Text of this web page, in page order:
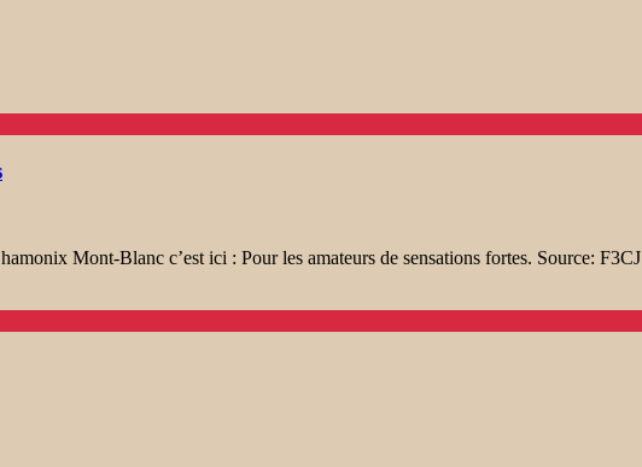
Mont-Blanc c’est ici : Pour les amateurs de sensations fortes. Source: F3CJ